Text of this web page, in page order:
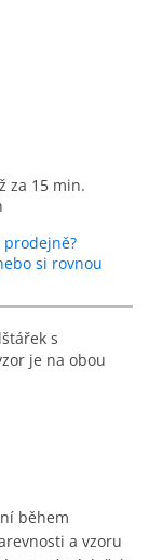
za 15 min.
si rovnou
je na obou
během
a vzoru